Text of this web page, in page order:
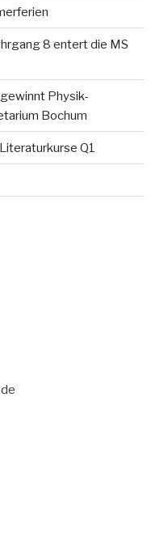
8 entert die MS
Physik-
Bochum
Q1